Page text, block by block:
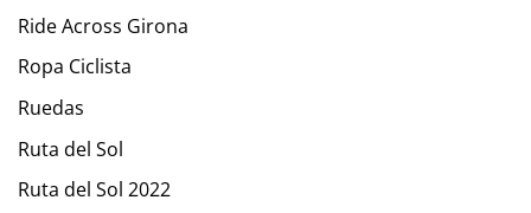
Ride Across Girona
Ropa Ciclista
Ruedas
Ruta del Sol
Ruta del Sol 2022